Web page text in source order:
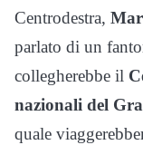
Centrodestra,
parlato di un
collegherebbe il
nazionali del
quale